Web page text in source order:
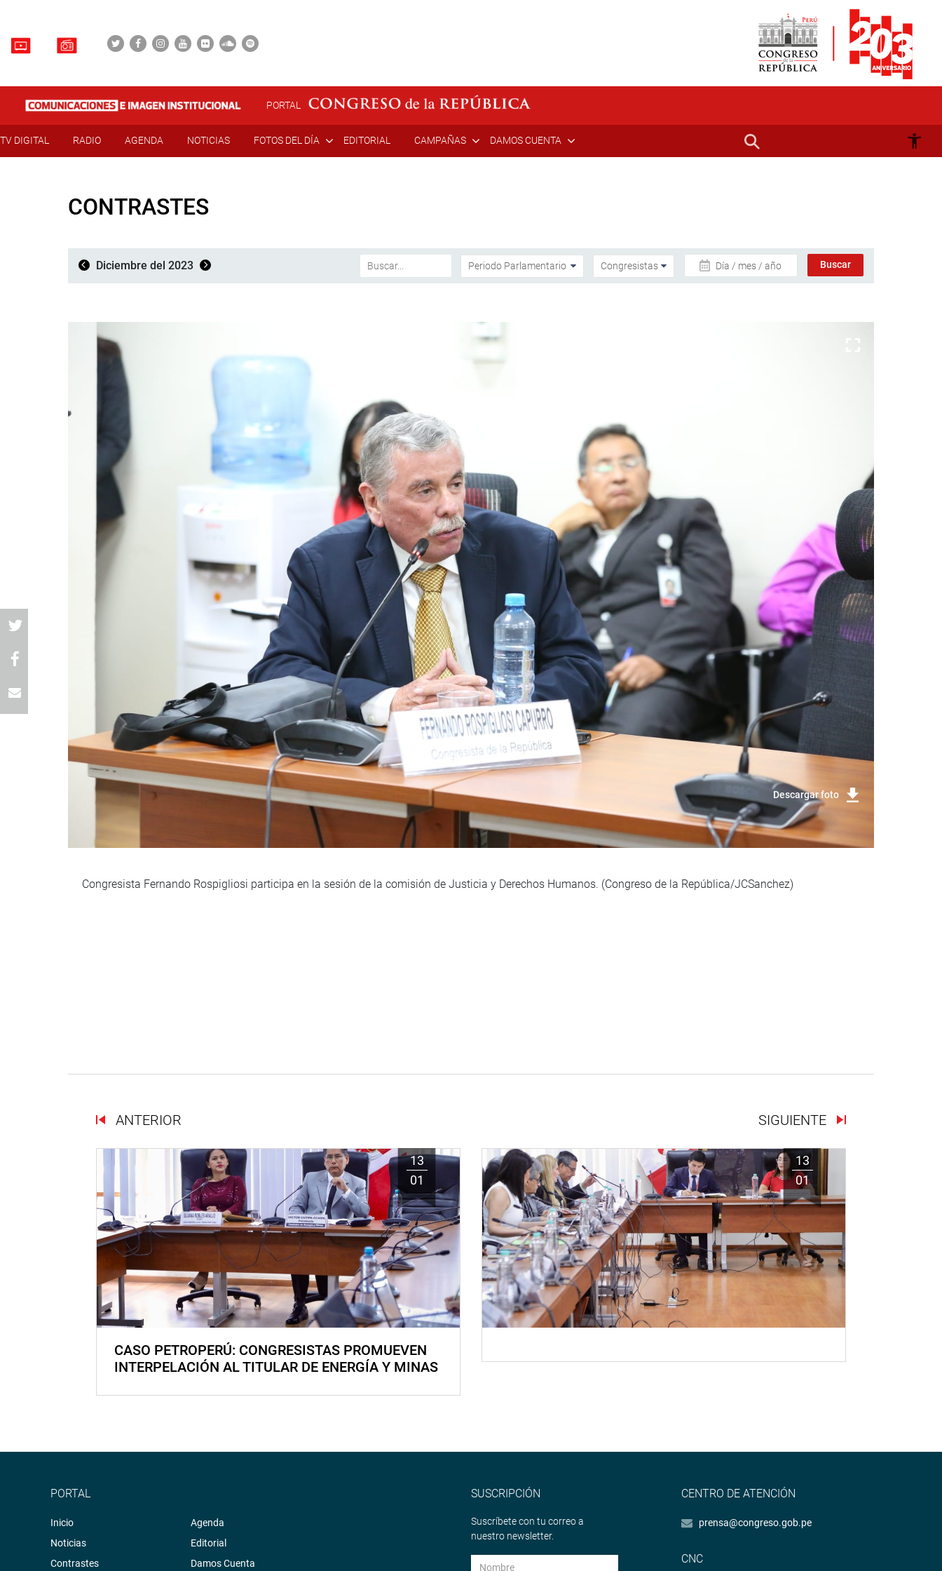
PORTAL
TV DIGITAL RADIO AGENDA NOTICIAS FOTOS DEL DÍA EDITORIAL CAMPAÑAS DAMOS CUENTA
CONTRASTES
Diciembre del 2023 Día / mes / año
Descargar foto
Congresista Fernando Rospigliosi participa en la sesión de la comisión de Justicia y Derechos Humanos. (Congreso de la República/JCSanchez)
ANTERIOR SIGUIENTE
13
01
CASO PETROPERÚ: CONGRESISTAS PROMUEVEN
INTERPELACIÓN AL TITULAR DE ENERGÍA Y MINAS
13
01
PORTAL
Inicio
Noticias
Contrastes
Agenda
Editorial
Damos Cuenta
SUSCRIPCIÓN
Suscríbete con tu correo a
nuestro newsletter.
CENTRO DE ATENCIÓN
prensa@congreso.gob.pe
CNC